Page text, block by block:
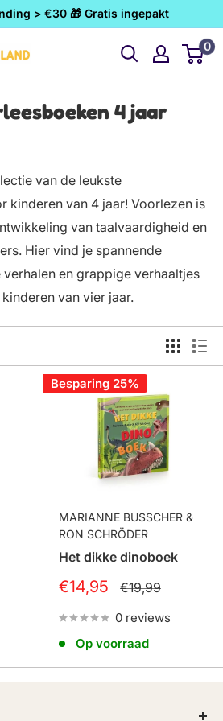
> €30 🎁 Gratis ingepakt
0
4 jaar
van de leukste
kinderen van 4 jaar! Voorlezen is
van taalvaardigheid en
Hier vind je spannende
en grappige verhaaltjes
van vier jaar.
Besparing 25%
MARIANNE BUSSCHER &
RON SCHRÖDER
Het dikke dinoboek
Prijs
€14,95
Normale
prijs
€19,99
0 reviews
Op voorraad